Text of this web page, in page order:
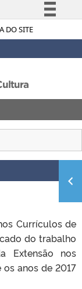
DO SITE
Currículos de
do trabalho
Extensão nos
anos de 2017